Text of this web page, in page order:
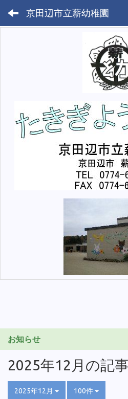
京田辺市立薪幼稚園
お知らせ
2025年12月の記
2025年12月 100件